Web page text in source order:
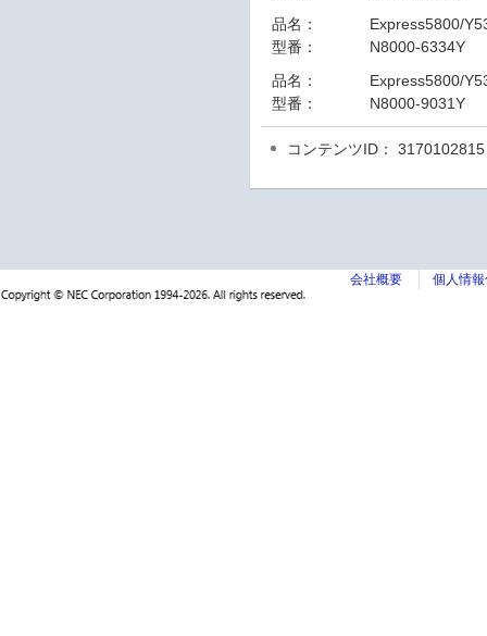
品名：
Express5800/
型番：
N8000-6334Y
品名：
Express5800/
型番：
N8000-9031Y
コンテンツID： 3170102815
会社概要 個人情